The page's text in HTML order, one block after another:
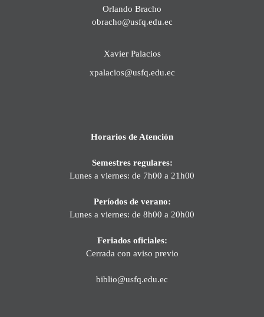
Orlando Bracho
obracho@usfq.edu.ec
Xavier Palacios
xpalacios@usfq.edu.ec
Horarios de Atención
Semestres regulares:
Lunes a viernes: de 7h00 a 21h00
Períodos de verano:
Lunes a viernes: de 8h00 a 20h00
Feriados oficiales:
Cerrada con aviso previo
biblio@usfq.edu.ec